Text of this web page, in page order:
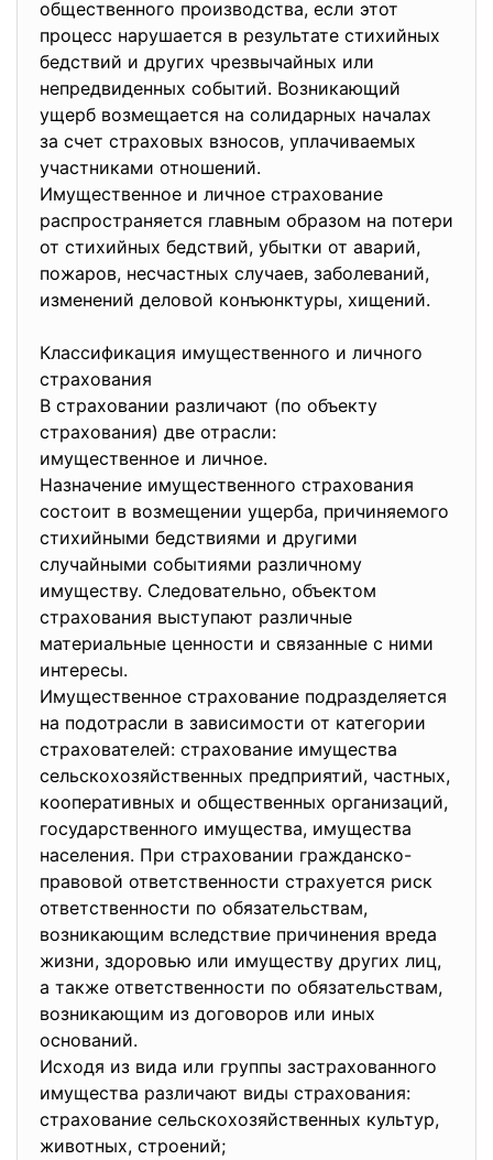
общественного производства, если этот
процесс нарушается в результате стихийных
бедствий и других чрезвычайных или
непредвиденных событий. Возникающий
ущерб возмещается на солидарных началах
за счет страховых взносов, уплачиваемых
участниками отношений.
Имущественное и личное страхование
распространяется главным образом на потери
от стихийных бедствий, убытки от аварий,
пожаров, несчастных случаев, заболеваний,
изменений деловой конъюнктуры, хищений.
Классификация имущественного и личного
страхования
В страховании различают (по объекту
страхования) две отрасли:
имущественное и личное.
Назначение имущественного страхования
состоит в возмещении ущерба, причиняемого
стихийными бедствиями и другими
случайными событиями различному
имуществу. Следовательно, объектом
страхования выступают различные
материальные ценности и связанные с ними
интересы.
Имущественное страхование подразделяется
на подотрасли в зависимости от категории
страхователей: страхование имущества
сельскохозяйственных предприятий, частных,
кооперативных и общественных организаций,
государственного имущества, имущества
населения. При страховании гражданско-
правовой ответственности страхуется риск
ответственности по обязательствам,
возникающим вследствие причинения вреда
жизни, здоровью или имуществу других лиц,
а также ответственности по обязательствам,
возникающим из договоров или иных
оснований.
Исходя из вида или группы застрахованного
имущества различают виды страхования:
страхование сельскохозяйственных культур,
животных, строений;